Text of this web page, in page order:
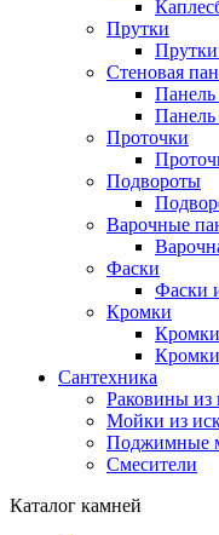
Прутки
Стеновая
Панель
Панель
Проточки
Подвороты
Варочные
Фаски
Фаски
Кромки
Кромки
Кромки
Сантехника
Раковины из
Мойки из
Поджимные
Смесители
Каталог камней